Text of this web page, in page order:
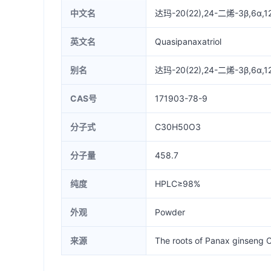
中文名 达玛-20(22),24-二烯-
英文名 Quasipanaxatriol
别名 达玛-20(22),24-二烯-
CAS号 171903-78-9
分子式 C30H50O3
分子量 458.7
纯度 HPLC≥98%
外观 Powder
来源 The roots of Panax ginseng